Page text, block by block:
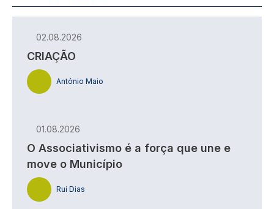
02.08.2026
CRIAÇÃO
António Maio
01.08.2026
O Associativismo é a força que une e
move o Município
Rui Dias